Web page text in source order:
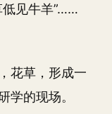
低见牛羊”……
花草，形成一
学的现场。